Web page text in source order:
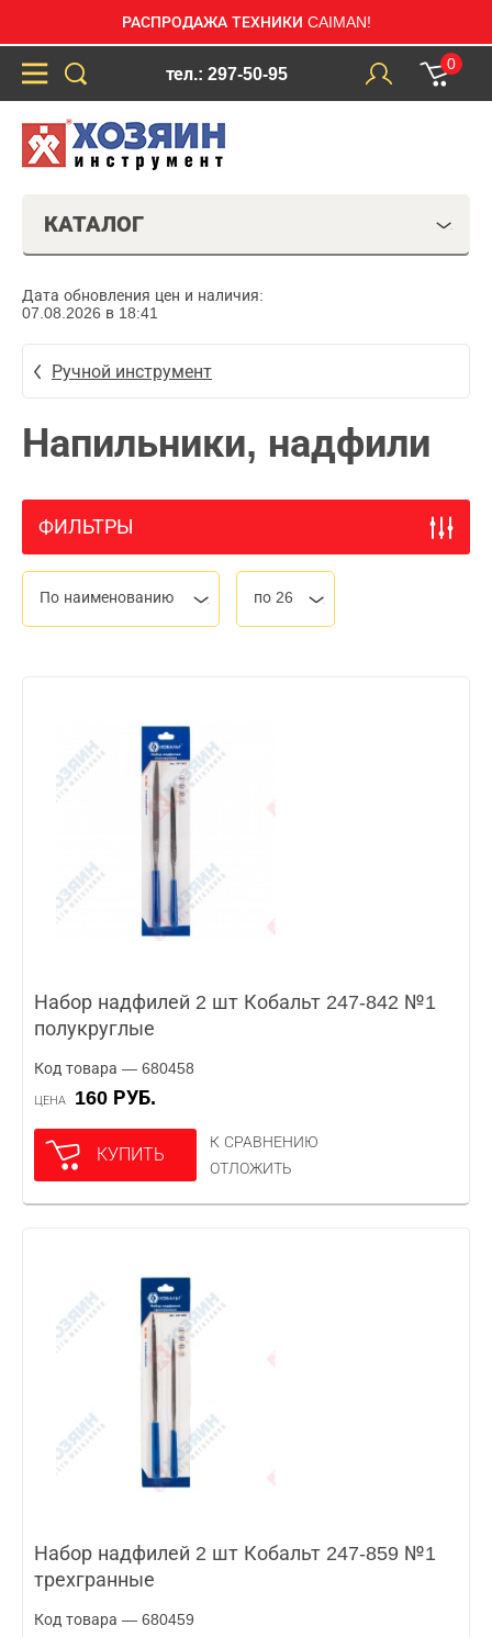
РАСПРОДАЖА ТЕХНИКИ CAIMAN!
тел.: 297-50-95
0
КАТАЛОГ
Дата обновления цен и наличия:
07.08.2026 в 18:41
Ручной инструмент
Напильники, надфили
ФИЛЬТРЫ
По наименованию по 26
Набор надфилей 2 шт Кобальт 247-842 №1
полукруглые
Код товара — 680458
ЦЕНА 160 РУБ.
КУПИТЬ
К СРАВНЕНИЮ
ОТЛОЖИТЬ
Набор надфилей 2 шт Кобальт 247-859 №1
трехгранные
Код товара — 680459